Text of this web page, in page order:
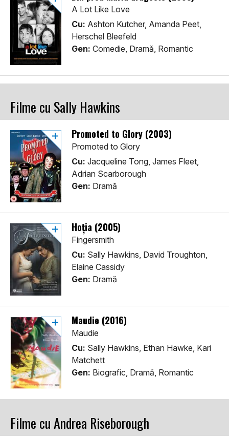
A Lot Like Love
Cu: Ashton Kutcher, Amanda Peet,
Herschel Bleefeld
Gen: Comedie, Dramă, Romantic
Filme cu Sally Hawkins
Promoted to Glory (2003)
Promoted to Glory
Cu: Jacqueline Tong, James Fleet,
Adrian Scarborough
Gen: Dramă
Hoția (2005)
Fingersmith
Cu: Sally Hawkins, David Troughton,
Elaine Cassidy
Gen: Dramă
Maudie (2016)
Maudie
Cu: Sally Hawkins, Ethan Hawke, Kari
Matchett
Gen: Biografic, Dramă, Romantic
Filme cu Andrea Riseborough